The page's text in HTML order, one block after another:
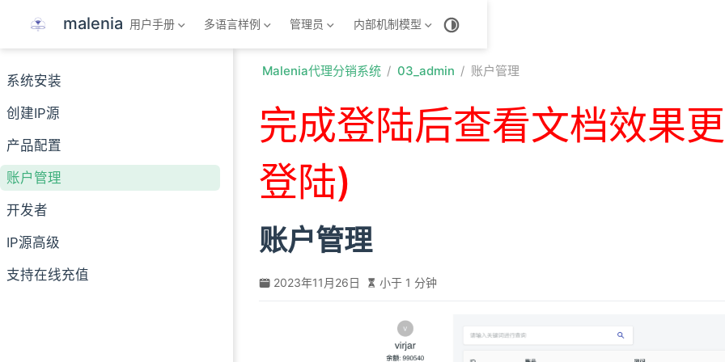
malenia 用户手册 多语言样例 管理员 内部机制模型
系统安装
创建IP源
产品配置
账户管理
开发者
IP源高级
支持在线充值
Malenia代理分销系统 03_admin 账户管理
完成登陆后查看文档效果
登陆)
账户管理
2023年11月26日 小于 1 分钟